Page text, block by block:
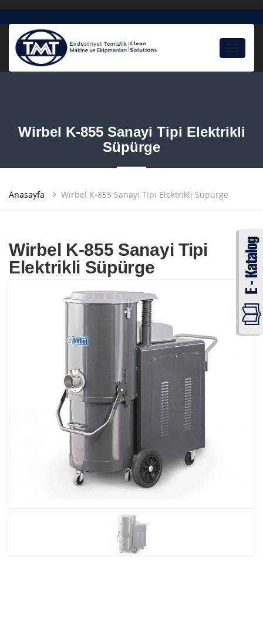
Toggle
Wirbel K-855 Sanayi Tipi Elektrikli
Süpürge
Anasayfa Wirbel K-855 Sanayi Tipi Elektrikli Süpürge
Wirbel K-855 Sanayi Tipi
Elektrikli Süpürge